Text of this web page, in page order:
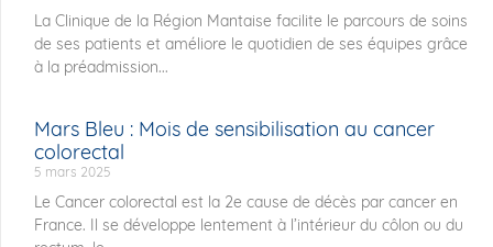
La Clinique de la Région Mantaise facilite le parcours de soins
de ses patients et améliore le quotidien de ses équipes grâce
à la préadmission...
Mars Bleu : Mois de sensibilisation au cancer
colorectal
5 mars 2025
Le Cancer colorectal est la 2e cause de décès par cancer en
France. Il se développe lentement à l’intérieur du côlon ou du